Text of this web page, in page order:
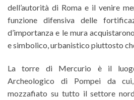
dell’autorità di Roma e il venire
funzione difensiva delle
d’importanza e le mura
e simbolico, urbanistico piuttosto
La torre di Mercurio è il
Archeologico di Pompei da
mozzafiato su tutto il settore